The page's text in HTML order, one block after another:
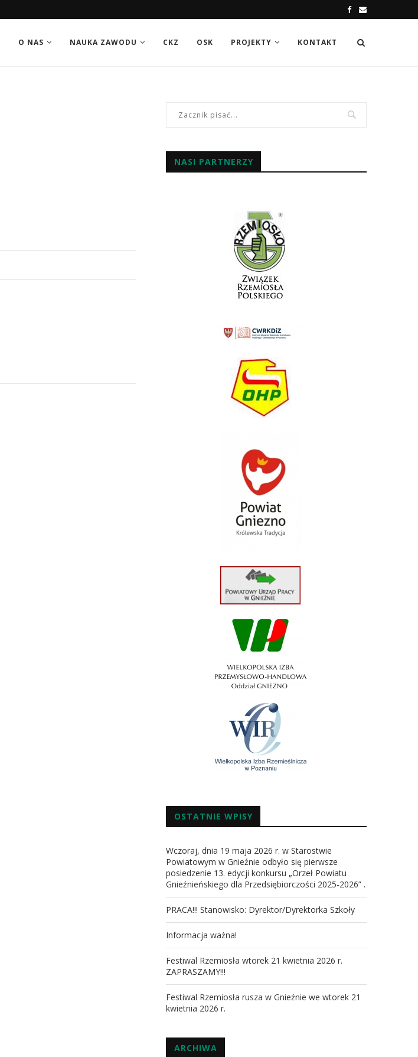
O NAS NAUKA ZAWODU CKZ OSK PROJEKTY KONTAKT
NASI PARTNERZY
OSTATNIE WPISY
Wczoraj, dnia 19 maja 2026 r. w Starostwie
Powiatowym w Gnieźnie odbyło się pierwsze
posiedzenie 13. edycji konkursu „Orzeł Powiatu
Gnieźnieńskiego dla Przedsiębiorczości 2025-2026” .
PRACA!!! Stanowisko: Dyrektor/Dyrektorka Szkoły
Informacja ważna!
Festiwal Rzemiosła wtorek 21 kwietnia 2026 r.
ZAPRASZAMY!!!
Festiwal Rzemiosła rusza w Gnieźnie we wtorek 21
kwietnia 2026 r.
ARCHIWA